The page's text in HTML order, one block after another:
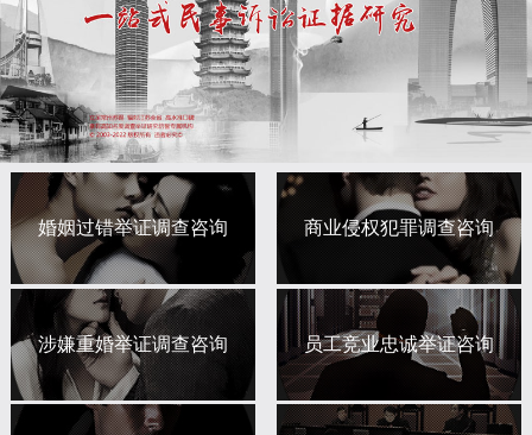
婚姻过错举证调查咨询 商业侵权犯罪调查咨询
涉嫌重婚举证调查咨询 员工竞业忠诚举证咨询